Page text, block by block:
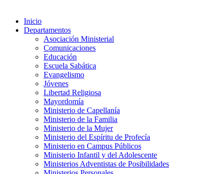
Inicio
Departamentos
Asociación Ministerial
Comunicaciones
Educación
Escuela Sabática
Evangelismo
Jóvenes
Libertad Religiosa
Mayordomía
Ministerio de Capellanía
Ministerio de la Familia
Ministerio de la Mujer
Ministerio del Espíritu de Profecía
Ministerio en Campus Públicos
Ministerio Infantil y del Adolescente
Ministerios Adventistas de Posibilidades